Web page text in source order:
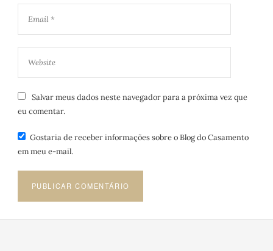
Salvar meus dados neste navegador para a próxima vez que
eu comentar.
Gostaria de receber informações sobre o Blog do Casamento
em meu e-mail.